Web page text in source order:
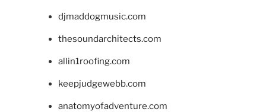
djmaddogmusic.com
thesoundarchitects.com
allin1roofing.com
keepjudgewebb.com
anatomyofadventure.com